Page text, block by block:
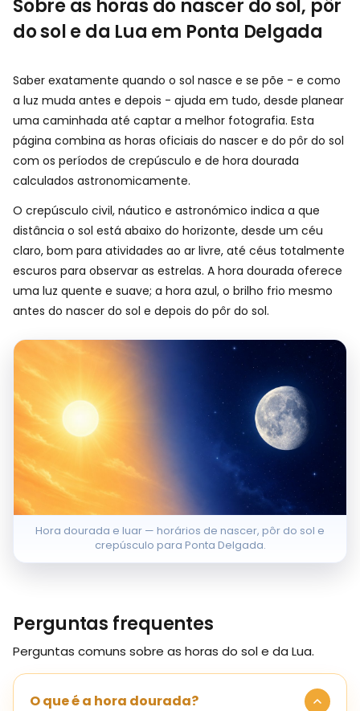
Sobre as horas do nascer do sol, pôr
do sol e da Lua em Ponta Delgada
Saber exatamente quando o sol nasce e se põe - e como
a luz muda antes e depois - ajuda em tudo, desde planear
uma caminhada até captar a melhor fotografia. Esta
página combina as horas oficiais do nascer e do pôr do sol
com os períodos de crepúsculo e de hora dourada
calculados astronomicamente.
O crepúsculo civil, náutico e astronómico indica a que
distância o sol está abaixo do horizonte, desde um céu
claro, bom para atividades ao ar livre, até céus totalmente
escuros para observar as estrelas. A hora dourada oferece
uma luz quente e suave; a hora azul, o brilho frio mesmo
antes do nascer do sol e depois do pôr do sol.
Hora dourada e luar — horários de nascer, pôr do sol e
crepúsculo para Ponta Delgada.
Perguntas frequentes
Perguntas comuns sobre as horas do sol e da Lua.
O que é a hora dourada?